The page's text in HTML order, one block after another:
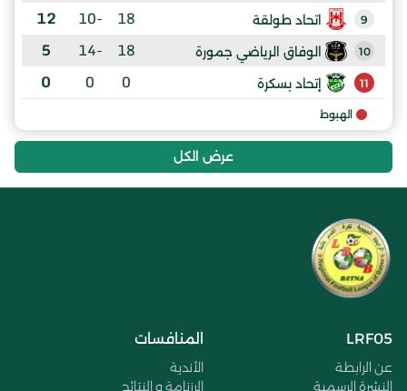
9 اتحاد طولقة 18
-10
12
10 الوفاق الرياضي جمورة 18
-14
5
11 إتحاد بسكرة 0
0
0
الهبوط
عرض الكل
LRF05
عن الرابطة
النشرة الرسمية
المنافسات
الأندية
الرزنامة و النتائج